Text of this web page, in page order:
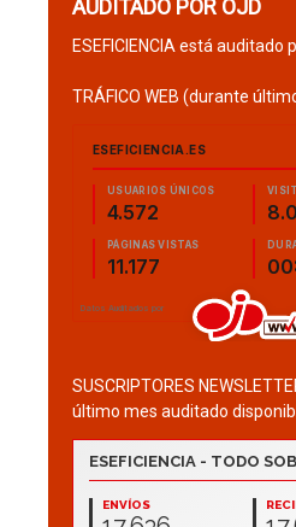
AUDITADO POR OJD
ESEFICIENCIA está auditado
TRÁFICO WEB (durante
SUSCRIPTORES
último mes auditado